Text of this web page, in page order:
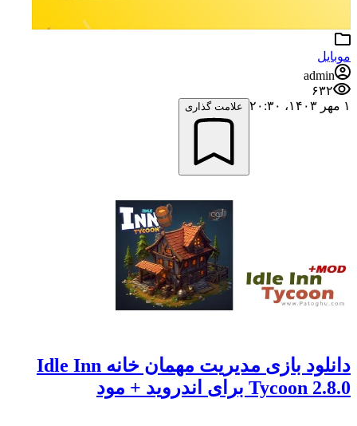
موبایل
admin
۶۳۲
۱ مهر ۱۴۰۳،‏ ۲۰:۳۰
علامت گذاری
دانلود بازی مدیریت مهمان خانه Idle Inn
Tycoon 2.8.0 برای اندروید + مود